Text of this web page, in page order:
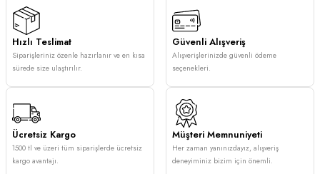
Hızlı Teslimat
Siparişleriniz özenle hazırlanır ve en kısa
sürede size ulaştırılır.
Güvenli Alışveriş
Alışverişlerinizde güvenli ödeme
seçenekleri.
Ücretsiz Kargo
1500 tl ve üzeri tüm siparişlerde ücretsiz
kargo avantajı.
Müşteri Memnuniyeti
Her zaman yanınızdayız, alışveriş
deneyiminiz bizim için önemli.